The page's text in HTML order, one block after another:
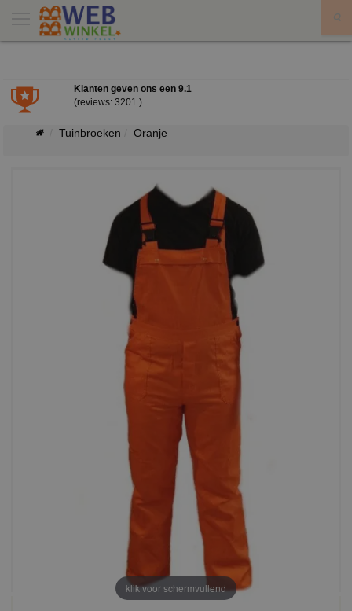
Klanten geven ons een 9.1
(reviews: 3201 )
Tuinbroeken Oranje
klik voor schermvullend